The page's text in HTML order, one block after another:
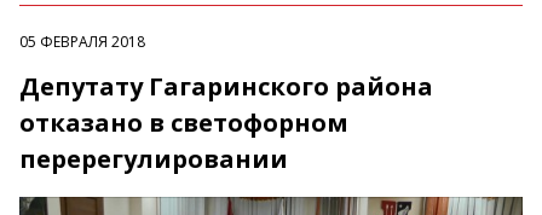
05 ФЕВРАЛЯ 2018
Депутату Гагаринского района
отказано в светофорном
перерегулировании